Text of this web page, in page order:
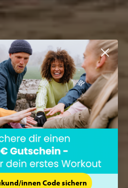
innen Code sichern